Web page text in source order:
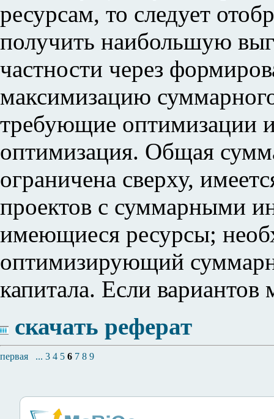
ресурсам, то следует
получить наибольшую
частности через
максимизацию
требующие оптимизации
оптимизация. Общая
ограничена сверху,
проектов с суммарными
имеющиеся ресурсы;
оптимизирующий
капитала. Если вариантов
скачать реферат
первая ... 3 4 5 6 7 8 9